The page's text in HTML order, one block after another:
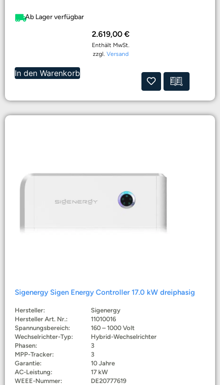
Ab Lager verfügbar
2.619,00 €
Enthält MwSt.
zzgl. Versand
In den Warenkorb
Sigenergy Sigen Energy Controller 17.0 kW dreiphasig
Hersteller:
Sigenergy
Hersteller Art. Nr.:
11010016
Spannungsbereich:
160 – 1000 Volt
Wechselrichter-Typ:
Hybrid-Wechselrichter
Phasen:
3
MPP-Tracker:
3
Garantie:
10 Jahre
AC-Leistung:
17 kW
WEEE-Nummer:
DE20777619